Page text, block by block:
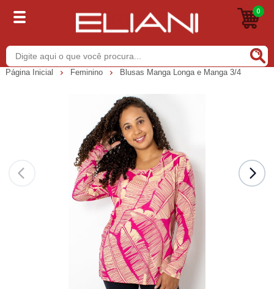
0
Página Inicial Feminino Blusas Manga Longa e Manga 3/4